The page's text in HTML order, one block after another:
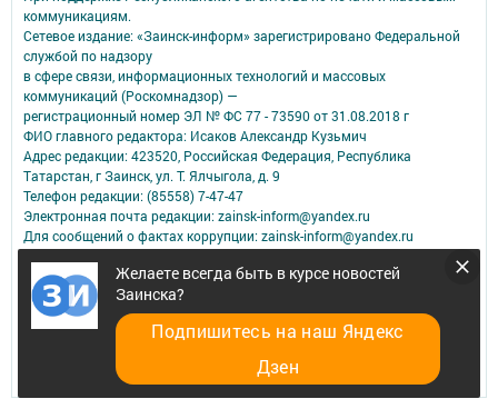
Желаете всегда быть в курсе новостей
Заинска?
Подпишитесь на наш Яндекс
Дзен
коммуникациям.
Сетевое издание: «Заинск-информ» зарегистрировано Федеральной
службой по надзору
в сфере связи, информационных технологий и массовых
коммуникаций (Роскомнадзор) —
регистрационный номер ЭЛ № ФС 77 - 73590 от 31.08.2018 г
ФИО главного редактора: Исаков Александр Кузьмич
Адрес редакции: 423520, Российская Федерация, Республика
Татарстан, г Заинск, ул. Т. Ялчыгола, д. 9
Телефон редакции: (85558) 7-47-47
Электронная почта редакции: zainsk-inform@yandex.ru
Для сообщений о фактах коррупции: zainsk-inform@yandex.ru
Антикоррупционная политика
АО «ТАТМЕДИА» использует «cookie»для персонализации сервисов и
удобства пользователей сайтом.
Политика конфиденциальности